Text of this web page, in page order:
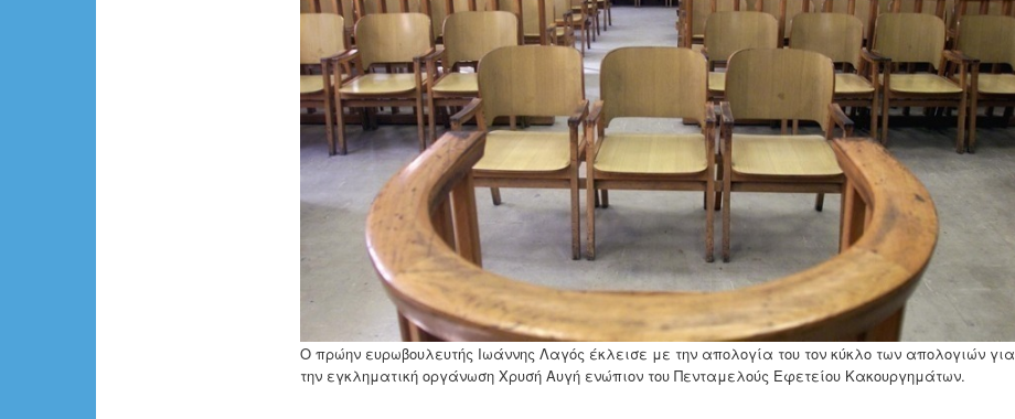
Ο πρώην ευρωβουλευτής Ιωάννης Λαγός έκλεισε με την απολογία του τον κύκλο των απολογιών για
την εγκληματική οργάνωση Χρυσή Αυγή ενώπιον του Πενταμελούς Εφετείου Κακουργημάτων.